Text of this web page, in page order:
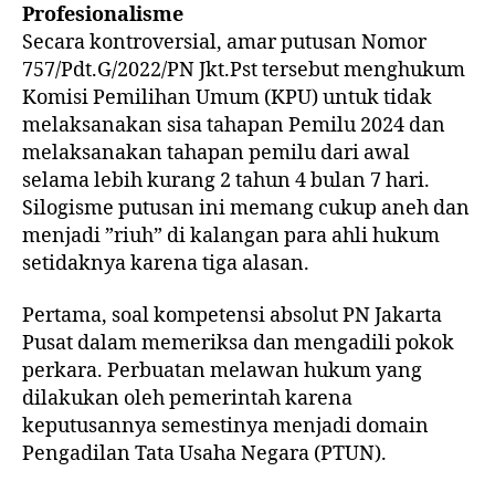
Profesionalisme
Secara kontroversial, amar putusan Nomor
757/Pdt.G/2022/PN Jkt.Pst tersebut menghukum
Komisi Pemilihan Umum (KPU) untuk tidak
melaksanakan sisa tahapan Pemilu 2024 dan
melaksanakan tahapan pemilu dari awal
selama lebih kurang 2 tahun 4 bulan 7 hari.
Silogisme putusan ini memang cukup aneh dan
menjadi ”riuh” di kalangan para ahli hukum
setidaknya karena tiga alasan.
Pertama, soal kompetensi absolut PN Jakarta
Pusat dalam memeriksa dan mengadili pokok
perkara. Perbuatan melawan hukum yang
dilakukan oleh pemerintah karena
keputusannya semestinya menjadi domain
Pengadilan Tata Usaha Negara (PTUN).